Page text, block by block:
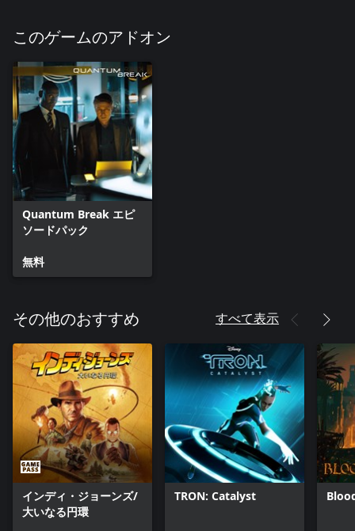
このゲームのアドオン
Quantum Break エピ
ソードパック
無料
その他のおすすめ すべて表示
インディ・ジョーンズ/
大いなる円環
TRON: Catalyst